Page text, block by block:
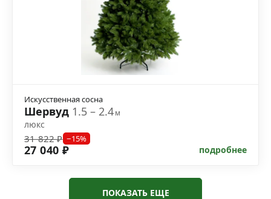
Искусственная сосна
Шервуд 1.5 – 2.4м
люкс
31 822 ₽ −15%
27 040 ₽ подробнее
ПОКАЗАТЬ ЕЩЕ